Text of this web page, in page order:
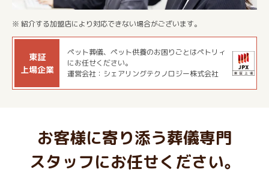
※ 紹介する加盟店により対応できない場合がございます。
東証
上場企業
ペット葬儀、ペット供養のお困りごとはペトリィ
にお任せください。
運営会社：シェアリングテクノロジー株式会社
お客様に寄り添う葬儀専門
スタッフにお任せください。